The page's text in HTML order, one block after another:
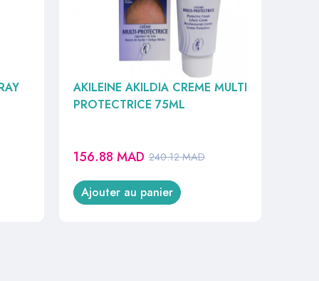
AKILEINE AKILDIA CREME MULTI
PROTECTRICE 75ML
240.12MAD
156.88 MAD
Ajouter au panier